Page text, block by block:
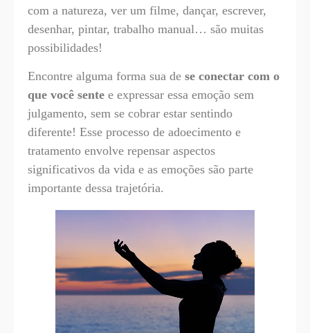
com a natureza, ver um filme, dançar, escrever,
desenhar, pintar, trabalho manual… são muitas
possibilidades!
Encontre alguma forma sua de se conectar com o
que você sente e expressar essa emoção sem
julgamento, sem se cobrar estar sentindo
diferente! Esse processo de adoecimento e
tratamento envolve repensar aspectos
significativos da vida e as emoções são parte
importante dessa trajetória.